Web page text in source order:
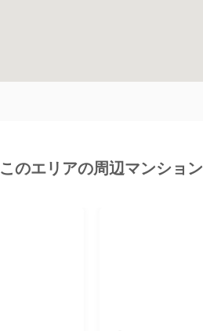
このエリアの周辺マンション